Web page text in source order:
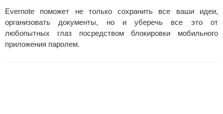
Evernote поможет не только сохранить все ваши идеи,
организовать документы, но и уберечь все это от
любопытных глаз посредством блокировки мобильного
приложения паролем.